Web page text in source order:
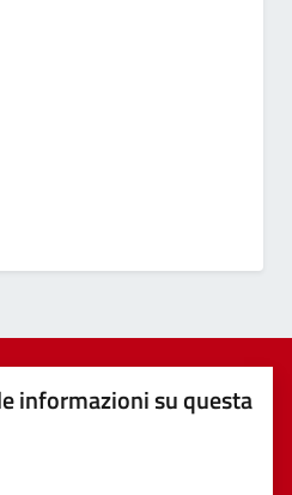
informazioni su questa